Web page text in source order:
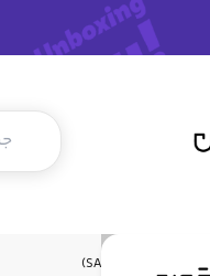
سامسونگ (SAMSUNG)